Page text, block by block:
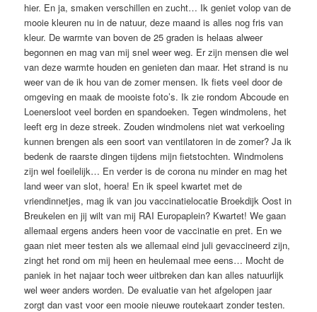
hier. En ja, smaken verschillen en zucht… Ik geniet volop van de
mooie kleuren nu in de natuur, deze maand is alles nog fris van
kleur. De warmte van boven de 25 graden is helaas alweer
begonnen en mag van mij snel weer weg. Er zijn mensen die wel
van deze warmte houden en genieten dan maar. Het strand is nu
weer van de ik hou van de zomer mensen. Ik fiets veel door de
omgeving en maak de mooiste foto’s. Ik zie rondom Abcoude en
Loenersloot veel borden en spandoeken. Tegen windmolens, het
leeft erg in deze streek. Zouden windmolens niet wat verkoeling
kunnen brengen als een soort van ventilatoren in de zomer? Ja ik
bedenk de raarste dingen tijdens mijn fietstochten. Windmolens
zijn wel foeilelijk… En verder is de corona nu minder en mag het
land weer van slot, hoera! En ik speel kwartet met de
vriendinnetjes, mag ik van jou vaccinatielocatie Broekdijk Oost in
Breukelen en jij wilt van mij RAI Europaplein? Kwartet! We gaan
allemaal ergens anders heen voor de vaccinatie en pret. En we
gaan niet meer testen als we allemaal eind juli gevaccineerd zijn,
zingt het rond om mij heen en heulemaal mee eens… Mocht de
paniek in het najaar toch weer uitbreken dan kan alles natuurlijk
wel weer anders worden. De evaluatie van het afgelopen jaar
zorgt dan vast voor een mooie nieuwe routekaart zonder testen.